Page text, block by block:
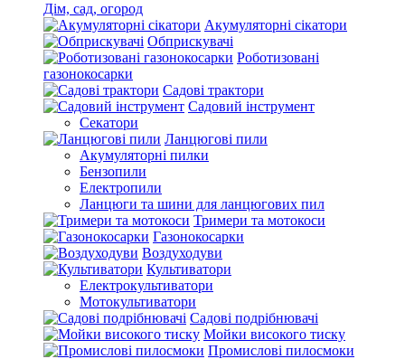
Дім, сад, огород
Акумуляторні сікатори
Обприскувачі
Роботизовані
газонокосарки
Садові трактори
Садовий інструмент
Секатори
Ланцюгові пили
Акумуляторні пилки
Бензопили
Електропили
Ланцюги та шини для ланцюгових пил
Тримери та мотокоси
Газонокосарки
Воздуходуви
Культиватори
Електрокультиватори
Мотокультиватори
Садові подрібнювачі
Мойки високого тиску
Промислові пилосмоки